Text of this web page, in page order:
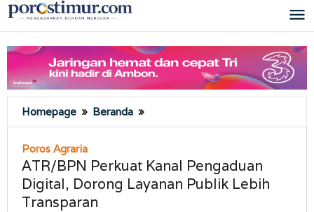
Lewati
ke
Homepage » Beranda »
Perkuat
Pengaduan
Digital,
Dorong
Poros Agraria
ATR/BPN Perkuat Kanal Pengaduan
Digital, Dorong Layanan Publik Lebih
Transparan